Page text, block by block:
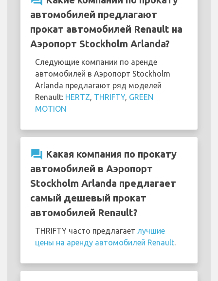
автомобилей предлагают
прокат автомобилей Renault на
Аэропорт Stockholm Arlanda?
Следующие компании по аренде
автомобилей в Аэропорт Stockholm
Arlanda предлагают ряд моделей
Renault: HERTZ THRIFTY, GREEN
MOTION
question_answer Какая компания по прокату
автомобилей в Аэропорт
Stockholm Arlanda предлагает
самый дешевый прокат
автомобилей Renault?
THRIFTY часто предлагает лучшие
цены на аренду автомобилей Renault